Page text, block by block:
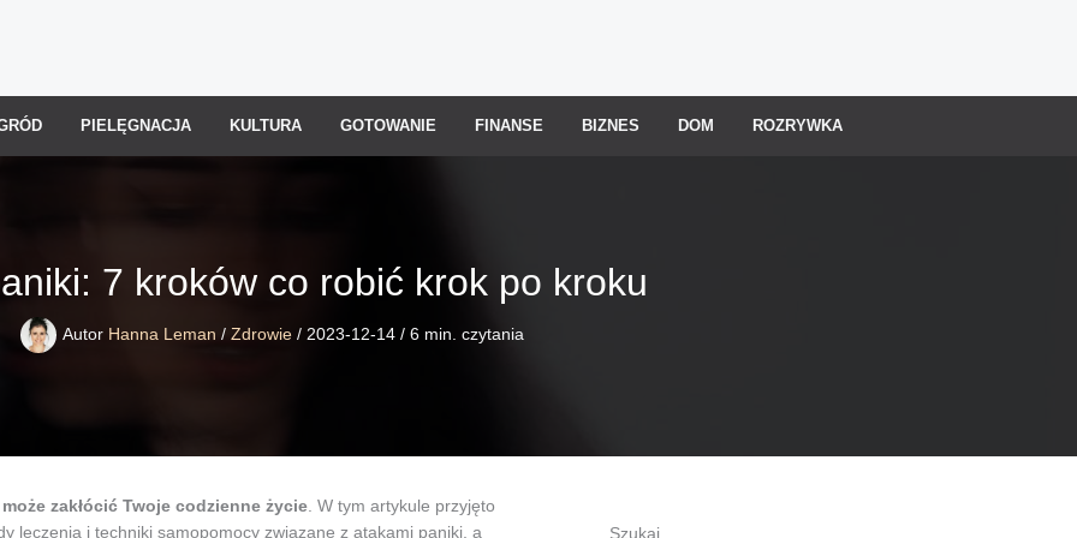
PIELĘGNACJA KULTURA GOTOWANIE FINANSE BIZNES DOM ROZRYWKA
7 kroków co robić krok po kroku
Autor Hanna Leman / Zdrowie / 2023-12-14 / 6 min. czytania
zakłócić Twoje codzienne życie . W tym artykule przyjęto
leczenia i techniki samopomocy związane z atakami paniki, a
Szukaj